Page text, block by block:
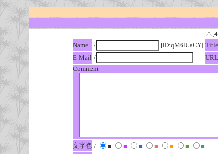
Name
/ [ID:qM6lUaCY] Title
E-Mail /
URL
Comment
文字色 / ■ ■ ■ ■ ■ ■
■